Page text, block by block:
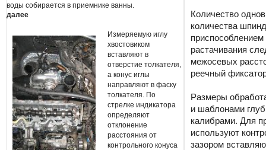
воды собирается в приемнике ванны.
далее
Измеряемую иглу
хвостовиком
вставляют в
отверстие толкателя,
а конус иглы
направляют в фаску
толкателя. По
стрелке индикатора
определяют
отклонение
расстояния от
контрольного конуса
Количество
количества
растачивания
межосевых
реечный
Размеры
и шаблонами
калибрами. Для
используют
зазором